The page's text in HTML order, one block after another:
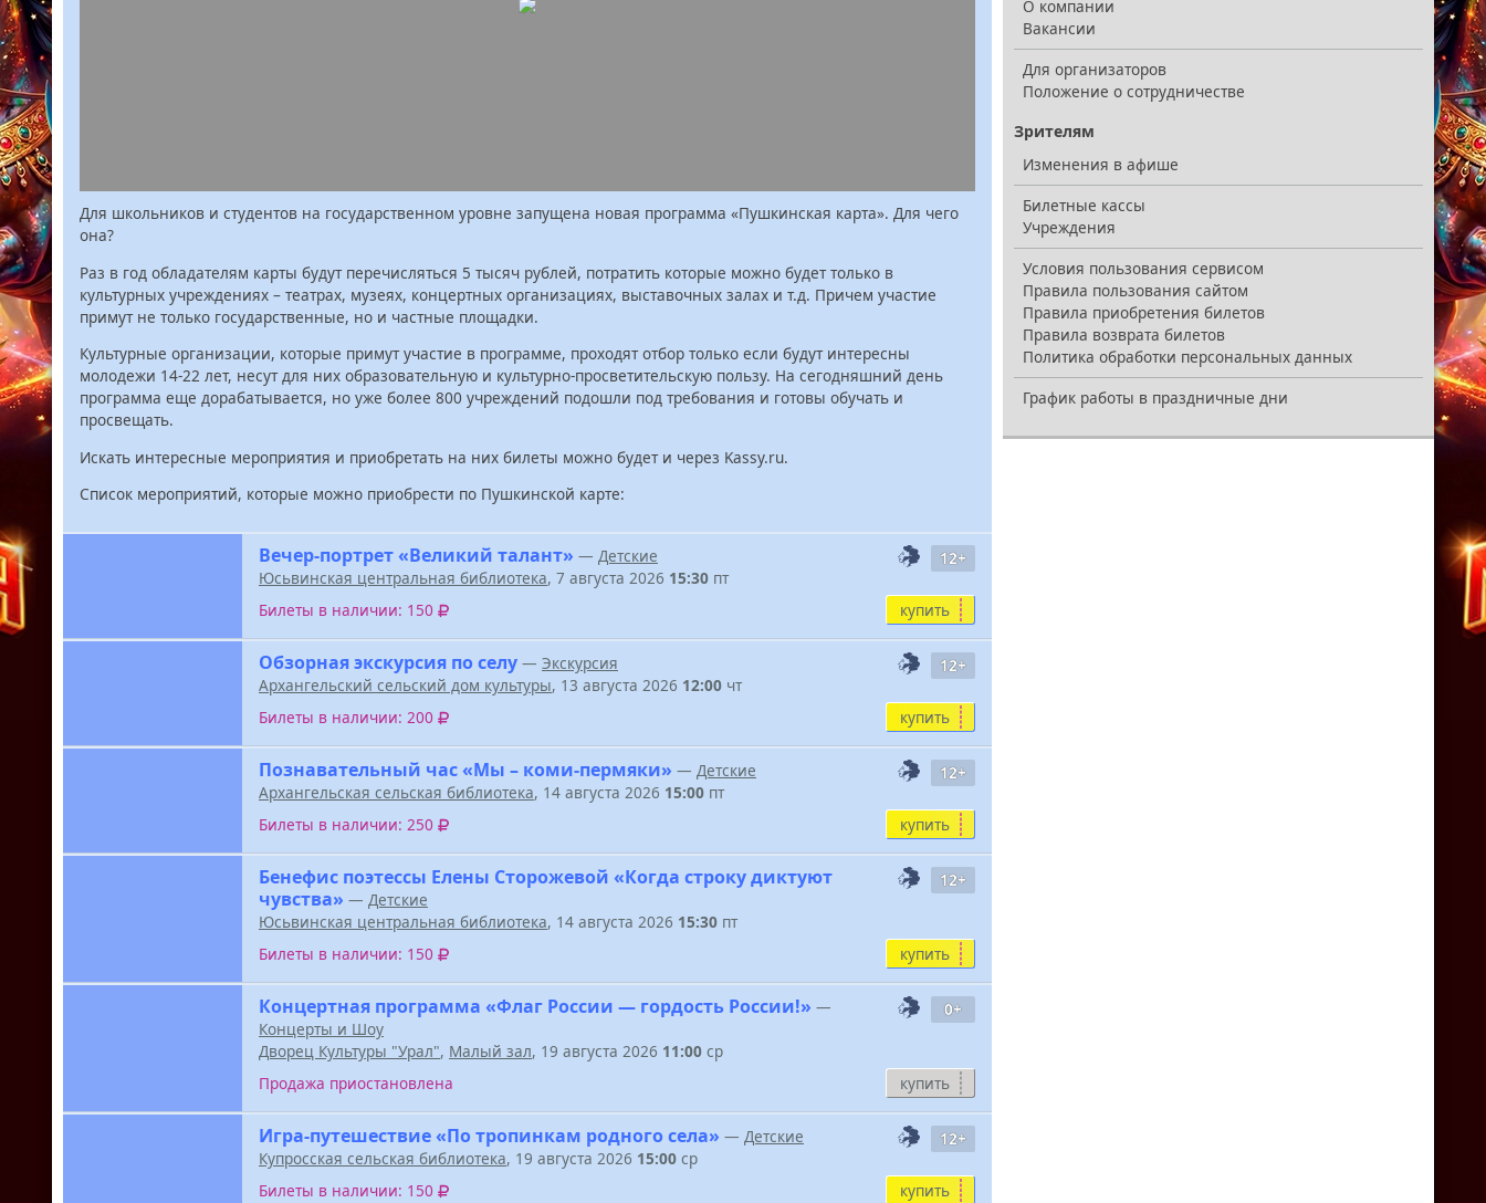
Для школьников и студентов на государственном уровне запущена новая программа «Пушкинская карта». Для чего
она?
Раз в год обладателям карты будут перечисляться 5 тысяч рублей, потратить которые можно будет только в
культурных учреждениях – театрах, музеях, концертных организациях, выставочных залах и т.д. Причем участие
примут не только государственные, но и частные площадки.
Культурные организации, которые примут участие в программе, проходят отбор только если будут интересны
молодежи 14-22 лет, несут для них образовательную и культурно-просветительскую пользу. На сегодняшний день
программа еще дорабатывается, но уже более 800 учреждений подошли под требования и готовы обучать и
просвещать.
Искать интересные мероприятия и приобретать на них билеты можно будет и через Kassy.ru.
Список мероприятий, которые можно приобрести по Пушкинской карте:
12+
Вечер-портрет «Великий талант» — Детские
Юсьвинская центральная библиотека, 7 августа 2026 15:30 пт
Билеты в наличии: 150
купить
12+
Обзорная экскурсия по селу — Экскурсия
Архангельский сельский дом культуры, 13 августа 2026 12:00 чт
Билеты в наличии: 200
купить
12+
Познавательный час «Мы – коми-пермяки» — Детские
Архангельская сельская библиотека, 14 августа 2026 15:00 пт
Билеты в наличии: 250
купить
12+
Бенефис поэтессы Елены Сторожевой «Когда строку диктуют
чувства» — Детские
Юсьвинская центральная библиотека, 14 августа 2026 15:30 пт
Билеты в наличии: 150
купить
0+
Концертная программа «Флаг России — гордость России!» —
Концерты и Шоу
Дворец Культуры "Урал", Малый зал, 19 августа 2026 11:00 ср
Продажа приостановлена
купить
12+
Игра-путешествие «По тропинкам родного села» — Детские
Купросская сельская библиотека, 19 августа 2026 15:00 ср
Билеты в наличии: 150
купить
О компании
Вакансии
Для организаторов
Положение о сотрудничестве
Зрителям
Изменения в афише
Билетные кассы
Учреждения
Условия пользования сервисом
Правила пользования сайтом
Правила приобретения билетов
Правила возврата билетов
Политика обработки персональных данных
График работы в праздничные дни